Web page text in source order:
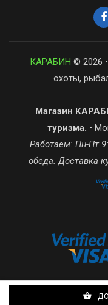
КАРАБИН © 2026
охоты,
Магазин
туризма. •
Работаем: Пн-Пт
обеда. Доставка